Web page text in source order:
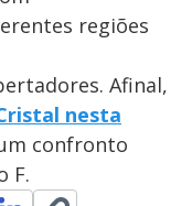
regiões
Afinal,
nesta
confronto
F.